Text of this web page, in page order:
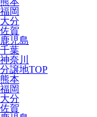
福岡
大分
佐賀
鹿児島
千葉
神奈川
分譲地TOP
熊本
福岡
大分
佐賀